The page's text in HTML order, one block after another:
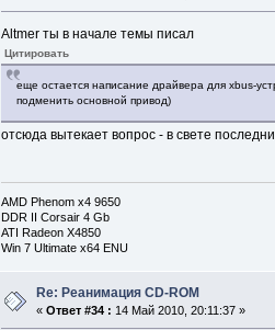
Altmer ты в начале темы писал
Цитировать
еще остается написание драйвера для xbus-
подменить основной привод)
отсюда вытекает вопрос - в свете
AMD Phenom x4 9650
DDR II Corsair 4 Gb
ATI Radeon X4850
Win 7 Ultimate x64 ENU
Re: Реанимация CD-ROM
«Ответ #34 : 14 Май 2010, 20:11:37 »